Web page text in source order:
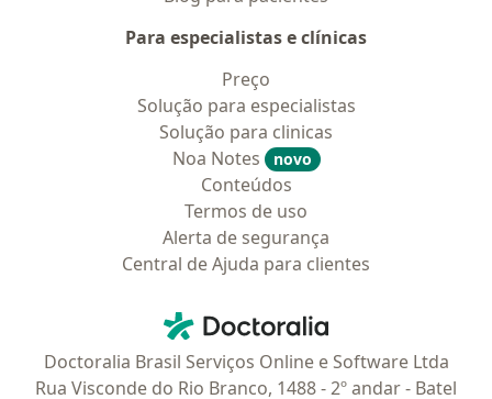
Para especialistas e clínicas
Preço
Solução para especialistas
Solução para clinicas
Noa Notes
novo
Conteúdos
Termos de uso
Alerta de segurança
Central de Ajuda para clientes
Doctoralia - Homepage
Doctoralia Brasil Serviços Online e Software Ltda
Rua Visconde do Rio Branco, 1488 - 2º andar - Batel